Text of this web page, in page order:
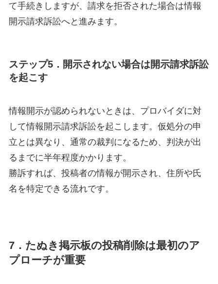
て手続きしますが、請求を拒否された場合は情報
開示請求訴訟へと進みます。
ステップ5．開示されない場合は開示請求訴訟
を起こす
情報開示が認められないときは、プロバイダに対
して情報開示請求訴訟を起こします。仮処分の申
立とは異なり、通常の裁判になるため、判決が出
るまでに半年程度かかります。
勝訴すれば、投稿者の情報が開示され、住所や氏
名を特定できる流れです。
7．たぬき掲示板の投稿削除は最初のア
プローチが重要